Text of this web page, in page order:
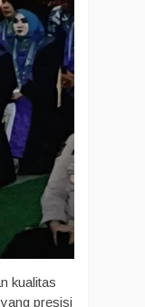
kualitas
presisi